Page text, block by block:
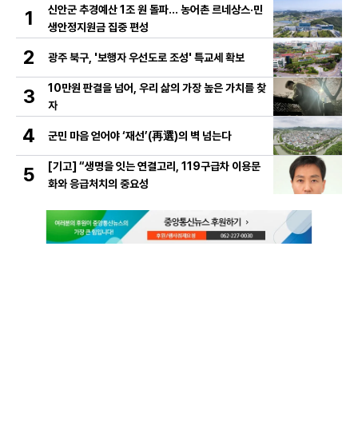
1
신안군 추경예산 1조 원 돌파… 농어촌 르네상스·민
생안정지원금 집중 편성
2 광주 북구, '보행자 우선도로 조성' 특교세 확보
3
10만원 판결을 넘어, 우리 삶의 가장 높은 가치를 찾
자
4 군민 마음 얻어야 ‘재선’(再選)의 벽 넘는다
5
[기고] “생명을 잇는 연결고리, 119구급차 이용문
화와 응급처치의 중요성